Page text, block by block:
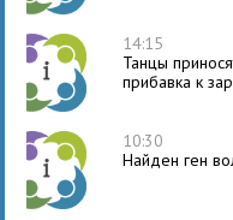
14:15
Танцы
прибавка к
10:30
Найден ген